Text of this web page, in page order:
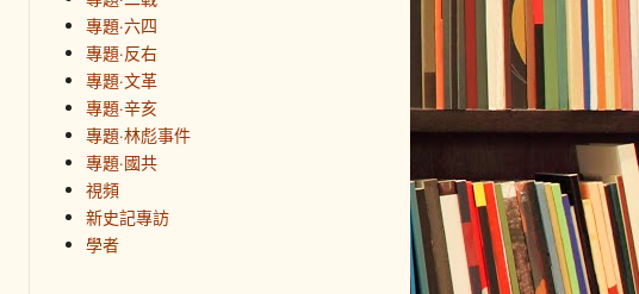
專題·六四
專題·反右
專題·文革
專題·辛亥
專題·林彪事件
專題·國共
視頻
新史記專訪
學者